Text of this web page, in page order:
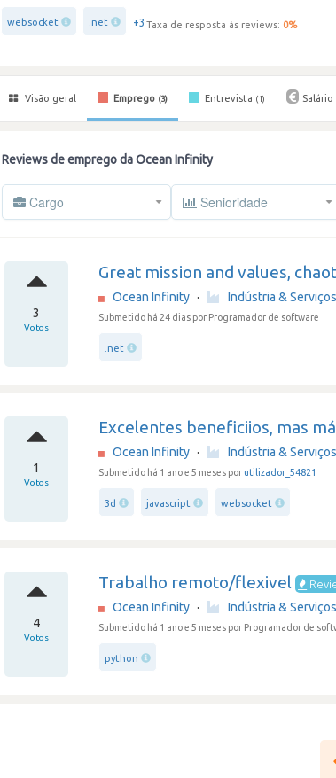
websocket .net +3 Taxa de resposta às reviews: 0%
Visão geral Emprego (3) Entrevista (1) Salário
Reviews de emprego da Ocean Infinity
Cargo Senioridade
3
Votos
Great mission and values,
Ocean Infinity · Indústria & Serviços
Submetido há 24 dias por Programador de software
.net
1
Votos
Excelentes beneficiios, mas
Ocean Infinity · Indústria & Serviços
Submetido há 1 ano e 5 meses por utilizador_54821
3d javascript websocket
4
Votos
Trabalho remoto/flexivel
Ocean Infinity · Indústria & Serviços
Submetido há 1 ano e 5 meses por Programador de
python